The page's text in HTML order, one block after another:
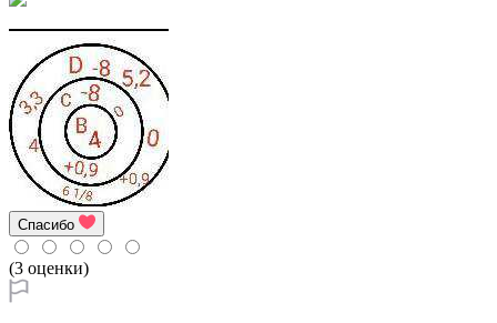
Спасибо
(3 оценки)